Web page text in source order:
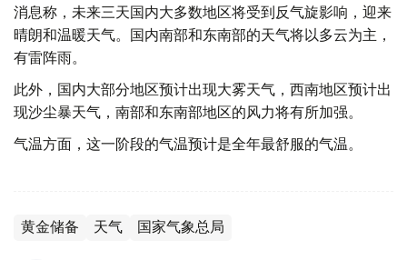
消息称，未来三天国内大多数地区将受到反气旋影响，迎来
晴朗和温暖天气。国内南部和东南部的天气将以多云为主，
有雷阵雨。
此外，国内大部分地区预计出现大雾天气，西南地区预计出
现沙尘暴天气，南部和东南部地区的风力将有所加强。
气温方面，这一阶段的气温预计是全年最舒服的气温。
黄金储备 天气 国家气象总局